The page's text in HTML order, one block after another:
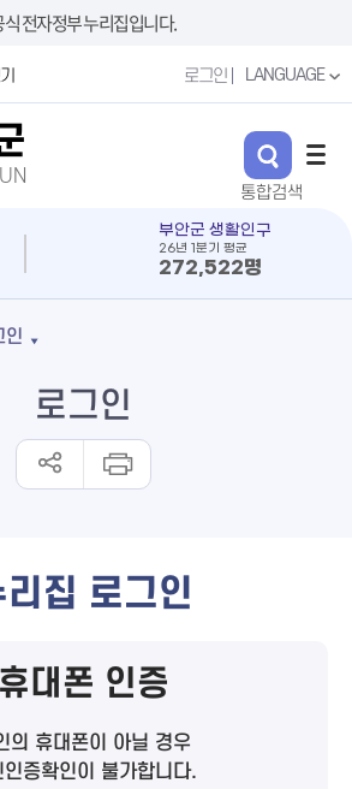
전자정부 누리집입니다.
로그인 LANGUAGE
부안군 생활인구
26년 1분기 평균
272,522명
인
로그인
리집 로그인
휴대폰 인증
의 휴대폰이 아닐 경우
인증확인이 불가합니다.